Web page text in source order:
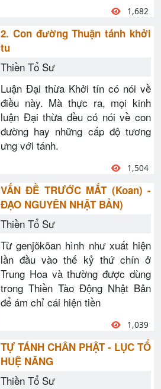
1,682
2. Con đường Thuận tánh khởi
tu
Thiền Tổ Sư
Luận Đại thừa Khởi tín có nói về
điều này. Mà thực ra, mọi kinh
luận Đại thừa đều có nói về con
đường hay những cấp độ tương
ưng với tánh.
1,504
VẤN ĐỀ TRƯỚC MẮT (Koan) -
ĐẠO NGUYÊN NHẬT BẢN)
Thiền Tổ Sư
Từ genjõkõan hình như xuất hiện
lần đầu vào thế kỷ thứ chín ở
Trung Hoa và thường được dùng
trong Thiền Tào Động Nhật Bản
để ám chỉ cái hiện tiền
1,039
TỰ TÁNH CHÂN PHẬT - LỤC TỔ
HUỆ NĂNG
Thiền Tổ Sư